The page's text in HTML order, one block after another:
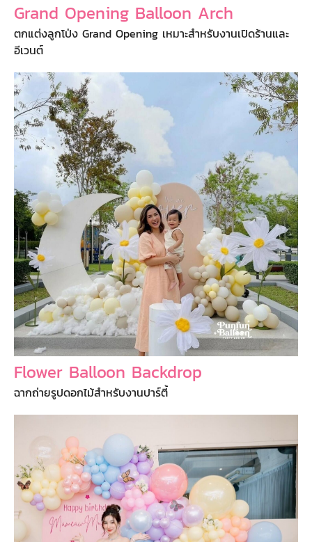
Grand Opening Balloon Arch
ตกแต่งลูกโป่ง Grand Opening เหมาะสำหรับงานเปิดร้านและ
อีเวนต์
Flower Balloon Backdrop
ฉากถ่ายรูปดอกไม้สำหรับงานปาร์ตี้